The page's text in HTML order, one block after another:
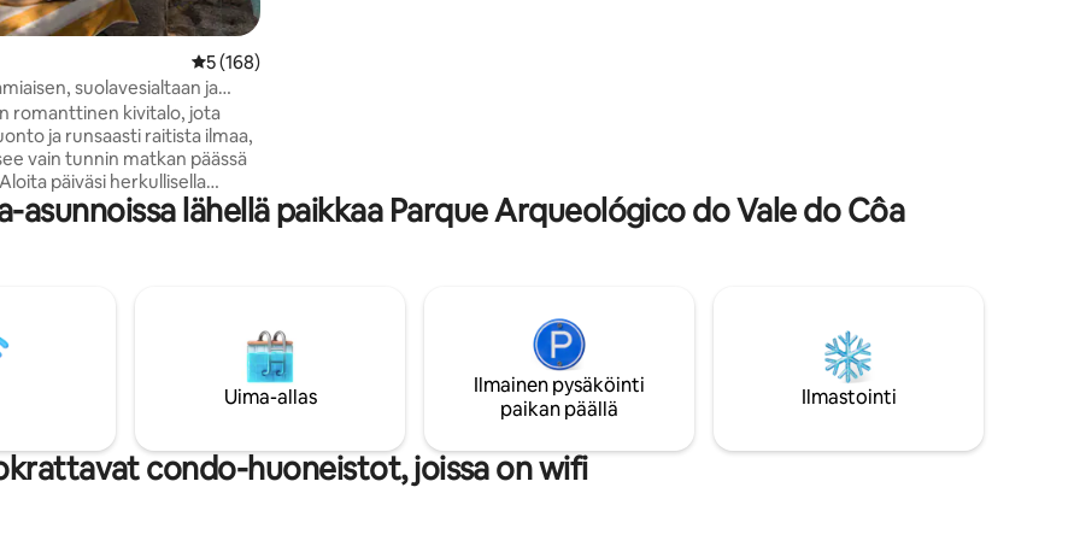
Keskimääräinen arvio 5/5, 168 arvostelua
5 (168)
suolavesialtaan ja
romanttinen kivitalo, jota
ja runsaasti raitista ilmaa,
vain tunnin matkan päässä
päiväsi herkullisella
kun linnut laulavat, rentoudu
kirjan kanssa suuren puun
näkymät Douron
ja ulkokylpyamme kutsuu sinut
kodikkaista hetkistä ympäri
lähellä paikkaa Parque Arqueológico do Vale do Côa
Uima-allas
Ilmainen pysäköinti
paikan päällä
Ilmastointi
condo-huoneistot, joissa on wifi